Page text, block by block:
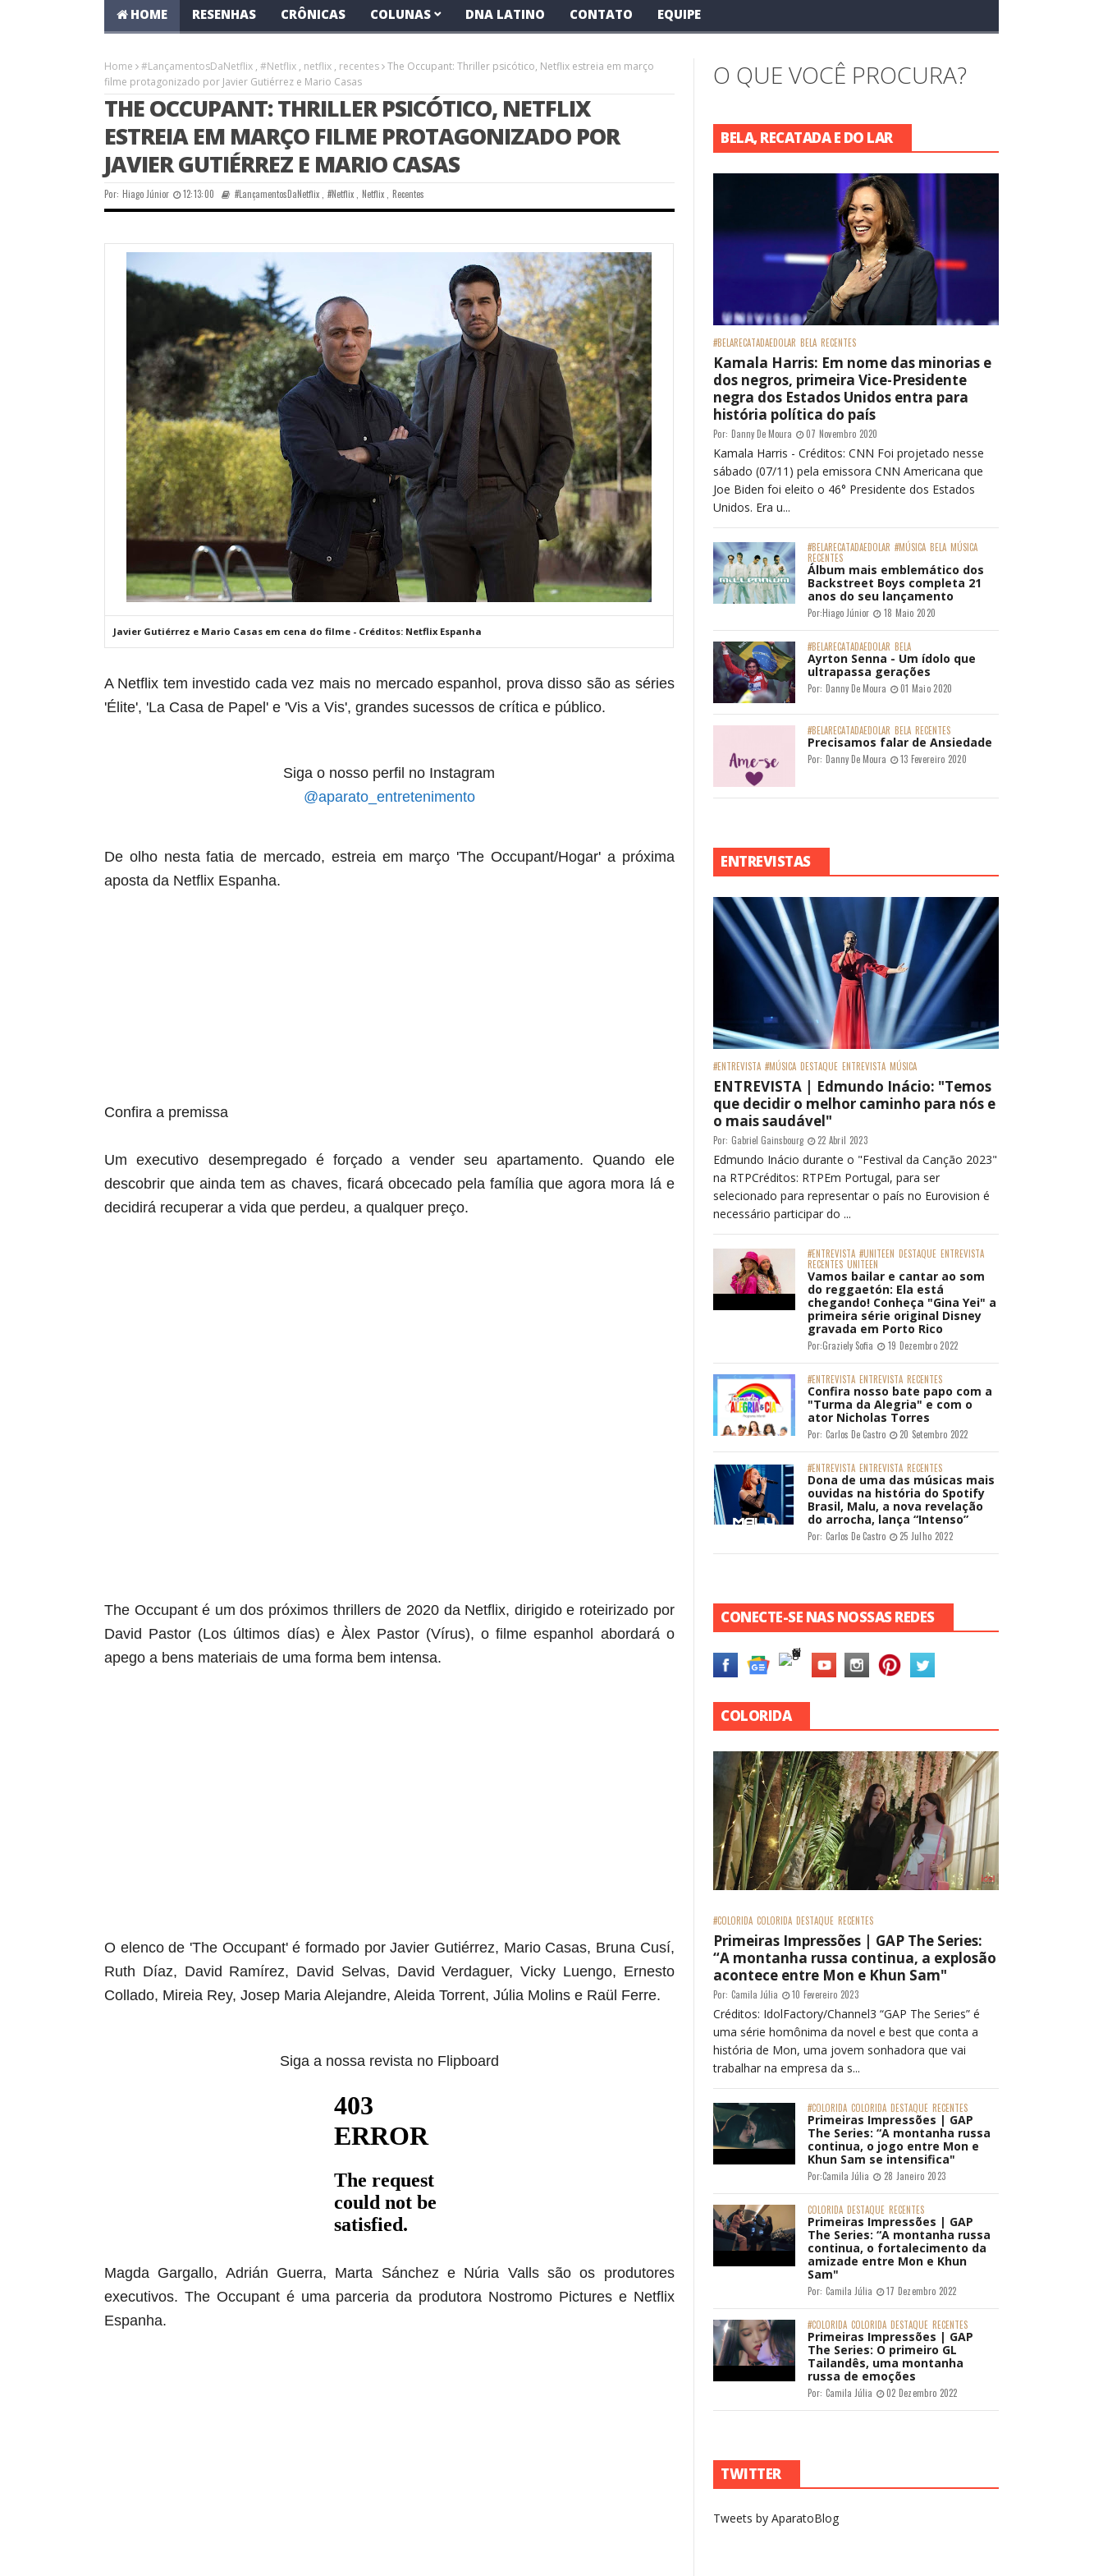
HOME RESENHAS CRÔNICAS COLUNAS DNA LATINO CONTATO EQUIPE
Home #LançamentosDaNetflix , #Netflix , netflix , recentes The Occupant: Thriller psicótico, Netflix estreia em março
filme protagonizado por Javier Gutiérrez e Mario Casas
THE OCCUPANT: THRILLER PSICÓTICO, NETFLIX
ESTREIA EM MARÇO FILME PROTAGONIZADO POR
JAVIER GUTIÉRREZ E MARIO CASAS
Por: Hiago Júnior 12:13:00 #LançamentosDaNetflix ,#Netflix Netflix, Recentes
Javier Gutiérrez e Mario Casas em cena do filme - Créditos: Netflix Espanha
A Netflix tem investido cada vez mais no mercado espanhol, prova disso são as séries
'Élite', 'La Casa de Papel' e 'Vis a Vis', grandes sucessos de crítica e público.
Siga o nosso perfil no Instagram
@aparato_entretenimento
De olho nesta fatia de mercado, estreia em março 'The Occupant/Hogar' a próxima
aposta da Netflix Espanha.
Confira a premissa
Um executivo desempregado é forçado a vender seu apartamento. Quando ele
descobrir que ainda tem as chaves, ficará obcecado pela família que agora mora lá e
decidirá recuperar a vida que perdeu, a qualquer preço.
The Occupant é um dos próximos thrillers de 2020 da Netflix, dirigido e roteirizado por
David Pastor (Los últimos días) e Àlex Pastor (Vírus), o filme espanhol abordará o
apego a bens materiais de uma forma bem intensa.
O elenco de 'The Occupant' é formado por Javier Gutiérrez, Mario Casas, Bruna Cusí,
Ruth Díaz, David Ramírez, David Selvas, David Verdaguer, Vicky Luengo, Ernesto
Collado, Mireia Rey, Josep Maria Alejandre, Aleida Torrent, Júlia Molins e Raül Ferre.
Siga a nossa revista no Flipboard
Magda Gargallo, Adrián Guerra, Marta Sánchez e Núria Valls são os produtores
executivos. The Occupant é uma parceriada produtora Nostromo Pictures e Netflix
Espanha.
O QUE VOCÊ PROCURA?
BELA, RECATADA E DO LAR
#BELARECATADAEDOLAR BELA RECENTES
Kamala Harris: Em nome das minorias e
dos negros, primeira Vice-Presidente
negra dos Estados Unidos entra para
história política do país
Por: Danny De Moura 07 Novembro 2020
Kamala Harris - Créditos: CNN Foi projetado nesse
sábado (07/11) pela emissora CNN Americana que
Joe Biden foi eleito o 46° Presidente dos Estados
Unidos. Era u...
#BELARECATADAEDOLAR #MÚSICA BELA MÚSICA
RECENTES
Álbum mais emblemático dos
Backstreet Boys completa 21
anos do seu lançamento
Por:Hiago Júnior 18 Maio 2020
#BELARECATADAEDOLAR BELA
Ayrton Senna - Um ídolo que
ultrapassa gerações
Por: Danny De Moura 01 Maio 2020
#BELARECATADAEDOLAR BELA RECENTES
Precisamos falar de Ansiedade
Por: Danny De Moura 13 Fevereiro 2020
ENTREVISTAS
#ENTREVISTA #MÚSICA DESTAQUE ENTREVISTA MÚSICA
ENTREVISTA | Edmundo Inácio: "Temos
que decidir o melhor caminho para nós e
o mais saudável"
Por: Gabriel Gainsbourg 22 Abril 2023
Edmundo Inácio durante o "Festival da Canção 2023"
na RTPCréditos: RTPEm Portugal, para ser
selecionado para representar o país no Eurovision é
necessário participar do ...
#ENTREVISTA #UNITEEN DESTAQUE ENTREVISTA
RECENTES UNITEEN
Vamos bailar e cantar ao som
do reggaetón: Ela está
chegando! Conheça "Gina Yei" a
primeira série original Disney
gravada em Porto Rico
Por:Graziely Sofia 19 Dezembro 2022
#ENTREVISTA ENTREVISTA RECENTES
Confira nosso bate papo com a
"Turma da Alegria" e com o
ator Nicholas Torres
Por: Carlos De Castro 20 Setembro 2022
#ENTREVISTA ENTREVISTA RECENTES
Dona de uma das músicas mais
ouvidas na história do Spotify
Brasil, Malu, a nova revelação
do arrocha, lança “Intenso”
Por: Carlos De Castro 25 Julho 2022
CONECTE-SE NAS NOSSAS REDES
COLORIDA
#COLORIDA COLORIDA DESTAQUE RECENTES
Primeiras Impressões | GAP The Series:
“A montanha russa continua, a explosão
acontece entre Mon e Khun Sam"
Por: Camila Júlia 10 Fevereiro 2023
Créditos: IdolFactory/Channel3 “GAP The Series” é
uma série homônima da novel e best que conta a
história de Mon, uma jovem sonhadora que vai
trabalhar na empresa da s...
#COLORIDA COLORIDA DESTAQUE RECENTES
Primeiras Impressões | GAP
The Series: “A montanha russa
continua, o jogo entre Mon e
Khun Sam se intensifica"
Por:Camila Júlia 28 Janeiro 2023
COLORIDA DESTAQUE RECENTES
Primeiras Impressões | GAP
The Series: “A montanha russa
continua, o fortalecimento da
amizade entre Mon e Khun
Sam"
Por: Camila Júlia 17 Dezembro 2022
#COLORIDA COLORIDA DESTAQUE RECENTES
Primeiras Impressões | GAP
The Series: O primeiro GL
Tailandês, uma montanha
russa de emoções
Por: Camila Júlia 02 Dezembro 2022
TWITTER
Tweets by AparatoBlog